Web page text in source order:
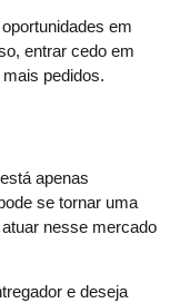
em
entrar cedo em
pedidos.
apenas
se tornar uma
nesse mercado
e deseja